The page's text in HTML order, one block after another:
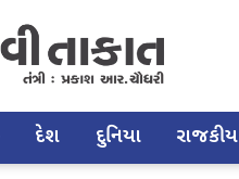
દેશ દુનિયા રાજકીય